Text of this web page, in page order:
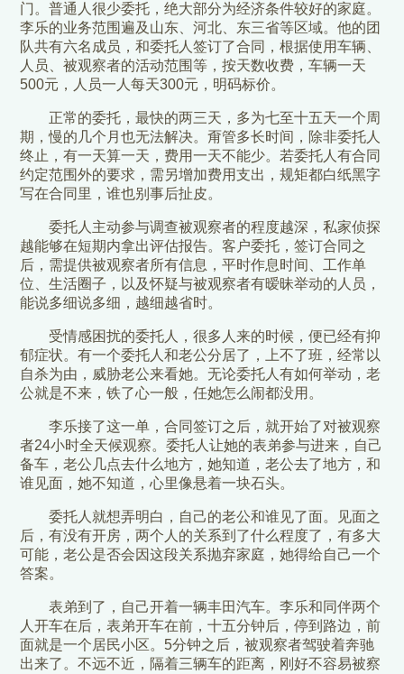
门。普通人很少委托，绝大部分为经济条件较好的家庭。
李乐的业务范围遍及山东、河北、东三省等区域。他的团
队共有六名成员，和委托人签订了合同，根据使用车辆、
人员、被观察者的活动范围等，按天数收费，车辆一天
500元，人员一人每天300元，明码标价。
正常的委托，最快的两三天，多为七至十五天一个周
期，慢的几个月也无法解决。甭管多长时间，除非委托人
终止，有一天算一天，费用一天不能少。若委托人有合同
约定范围外的要求，需另增加费用支出，规矩都白纸黑字
写在合同里，谁也别事后扯皮。
委托人主动参与调查被观察者的程度越深，私家侦探
越能够在短期内拿出评估报告。客户委托，签订合同之
后，需提供被观察者所有信息，平时作息时间、工作单
位、生活圈子，以及怀疑与被观察者有暧昧举动的人员，
能说多细说多细，越细越省时。
受情感困扰的委托人，很多人来的时候，便已经有抑
郁症状。有一个委托人和老公分居了，上不了班，经常以
自杀为由，威胁老公来看她。无论委托人有如何举动，老
公就是不来，铁了心一般，任她怎么闹都没用。
李乐接了这一单，合同签订之后，就开始了对被观察
者24小时全天候观察。委托人让她的表弟参与进来，自己
备车，老公几点去什么地方，她知道，老公去了地方，和
谁见面，她不知道，心里像悬着一块石头。
委托人就想弄明白，自己的老公和谁见了面。见面之
后，有没有开房，两个人的关系到了什么程度了，有多大
可能，老公是否会因这段关系抛弃家庭，她得给自己一个
答案。
表弟到了，自己开着一辆丰田汽车。李乐和同伴两个
人开车在后，表弟开车在前，十五分钟后，停到路边，前
面就是一个居民小区。5分钟之后，被观察者驾驶着奔驰
出来了。不远不近，隔着三辆车的距离，刚好不容易被察